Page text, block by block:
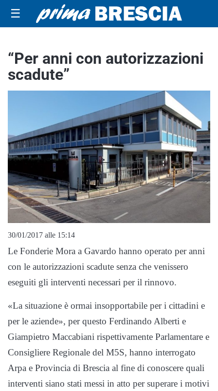
☰
“Per anni con autorizzazioni
scadute”
30/01/2017 alle 15:14
Le Fonderie Mora a Gavardo hanno operato per anni
con le autorizzazioni scadute senza che venissero
eseguiti gli interventi necessari per il rinnovo.
«La situazione è ormai insopportabile per i cittadini e
per le aziende», per questo Ferdinando Alberti e
Giampietro Maccabiani rispettivamente Parlamentare e
Consigliere Regionale del M5S, hanno interrogato
Arpa e Provincia di Brescia al fine di conoscere quali
interventi siano stati messi in atto per superare i motivi